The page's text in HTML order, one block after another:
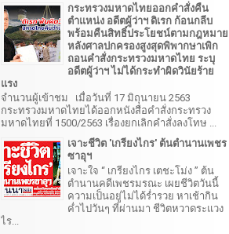
กระทรวงมหาดไทยออกคำสั่งคืน
ตำแหน่ง อดีตผู้ว่าฯ ดิเรก ก้อนกลีบ
พร้อมคืนสิทธิ์ประโยชน์ตามกฎหมาย
หลังศาลปกครองสูงสุดพิพากษาเพิก
ถอนคำสั่งกระทรวงมหาดไทย ระบุ
อดีตผู้ว่าฯ ไม่ได้กระทำผิดวินัยร้าย
แรง
จำนวนผู้เข้าชม เมื่อวันที่ 17 มิถุนายน 2563
กระทรวงมหาดไทยได้ออกหนังสือคำสั่งกระทรวง
มหาดไทยที่ 1500/2563 เรื่องยกเลิกคำสั่งลงโทษ ...
เจาะชีวิต 'เกรียงไกร' ต้นตำนานเพชร
ซาอุฯ
เจาะใจ “ เกรียงไกร เตชะโม่ง ” ต้น
ตำนานคดีเพชรมรณะ เผยชีวิตวันนี้
ความเป็นอยู่ไม่ได้ร่ำรวย หาเช้ากิน
ค่ำไปวันๆ ที่ผ่านมา ชีวิตหวาดระแวง
ไร...